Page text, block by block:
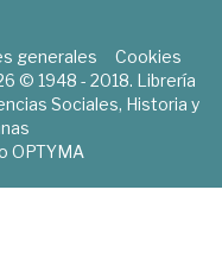
generales
Cookies
© 1948 - 2018. Librería
Sociales, Historia y
OPTYMA